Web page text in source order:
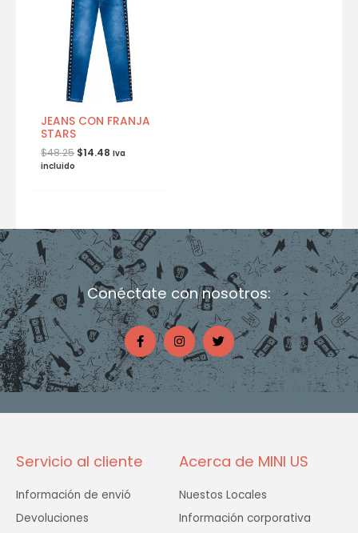
JEANS CON FRANJA
STARS
$48.25 $14.48 Iva
incluido
Conéctate con nosotros:
F
a
c
e
b
o
o
I
n
s
t
a
g
r
T
w
i
t
t
e
Servicio al cliente
Información de envió
Devoluciones
Acerca de MINI US
Nuestos Locales
Información corporativa